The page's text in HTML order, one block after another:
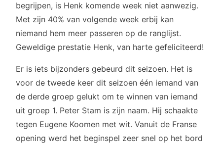
begrijpen, is Henk komende week niet aanwezig.
Met zijn 40% van volgende week erbij kan
niemand hem meer passeren op de ranglijst.
Geweldige prestatie Henk, van harte gefeliciteerd!
Er is iets bijzonders gebeurd dit seizoen. Het is
voor de tweede keer dit seizoen één iemand van
de derde groep gelukt om te winnen van iemand
uit groep 1. Peter Stam is zijn naam. Hij schaakte
tegen Eugene Koomen met wit. Vanuit de Franse
opening werd het beginspel zeer snel op het bord